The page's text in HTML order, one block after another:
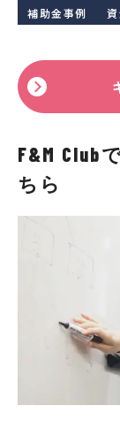
補助金事例
F&M Club
ちら